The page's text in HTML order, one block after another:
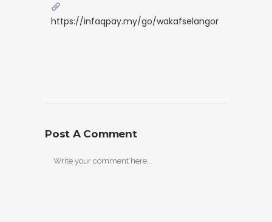
https://infaqpay.my/go/wakafselangor
Post A Comment